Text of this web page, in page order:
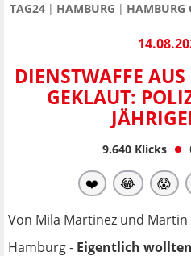
TAG24 HAMBURG HAMBURG
DIENSTWAFFE
GEKLAUT:
9.640Klicks
❤️ 😂 😱
Von Mila Martinez und Martin
Hamburg - Eigentlich